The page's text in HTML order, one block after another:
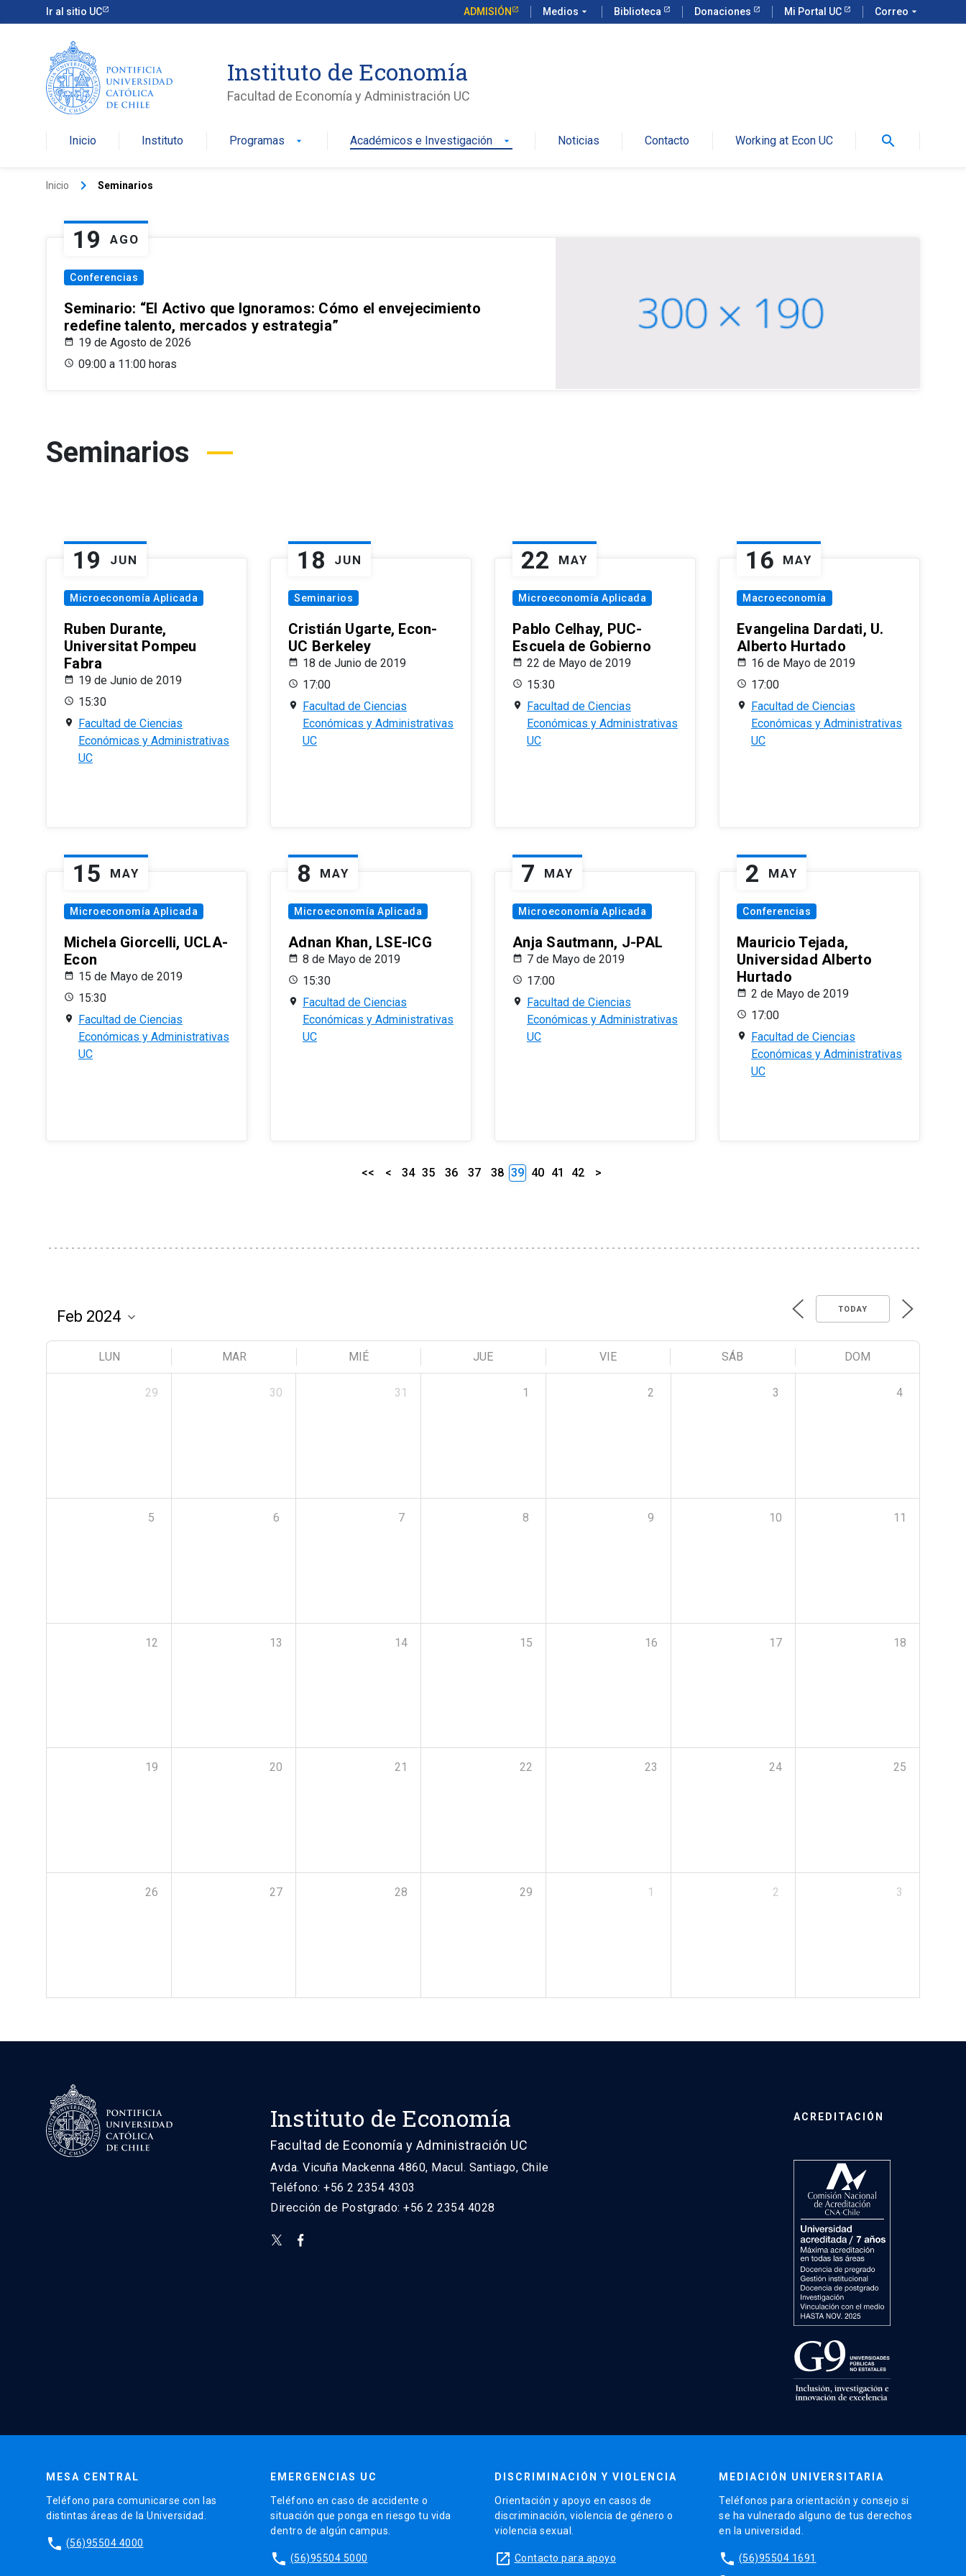
Ir al sitio UC ADMISIÓN Medios arrow_drop_down Biblioteca Donaciones Mi Portal UC Correo arrow_drop_down
Instituto de Economía
Facultad de Economía y Administración UC
Inicio Instituto Programas arrow_drop_down Académicos e Investigación arrow_drop_down Noticias Contacto Working at Econ UC search
Inicio keyboard_arrow_right Seminarios
19 AGO
Conferencias
Seminario: “El Activo que Ignoramos: Cómo el envejecimiento
redefine talento, mercados y estrategia”
19 de Agosto de 2026
09:00 a 11:00 horas
Seminarios
19 JUN
Microeconomía Aplicada
Ruben Durante,
Universitat Pompeu
Fabra
19 de Junio de 2019
15:30
Facultad de Ciencias
Económicas y Administrativas
UC
18 JUN
Seminarios
Cristián Ugarte, Econ-
UC Berkeley
18 de Junio de 2019
17:00
Facultad de Ciencias
Económicas y Administrativas
UC
22 MAY
Microeconomía Aplicada
Pablo Celhay, PUC-
Escuela de Gobierno
22 de Mayo de 2019
15:30
Facultad de Ciencias
Económicas y Administrativas
UC
16 MAY
Macroeconomía
Evangelina Dardati, U.
Alberto Hurtado
16 de Mayo de 2019
17:00
Facultad de Ciencias
Económicas y Administrativas
UC
15 MAY
Microeconomía Aplicada
Michela Giorcelli, UCLA-
Econ
15 de Mayo de 2019
15:30
Facultad de Ciencias
Económicas y Administrativas
UC
8 MAY
Microeconomía Aplicada
Adnan Khan, LSE-ICG
8 de Mayo de 2019
15:30
Facultad de Ciencias
Económicas y Administrativas
UC
7 MAY
Microeconomía Aplicada
Anja Sautmann, J-PAL
7 de Mayo de 2019
17:00
Facultad de Ciencias
Económicas y Administrativas
UC
2 MAY
Conferencias
Mauricio Tejada,
Universidad Alberto
Hurtado
2 de Mayo de 2019
17:00
Facultad de Ciencias
Económicas y Administrativas
UC
<< < 34 35 36 37 38 39 40 41 42 >
TODAY
LUN MAR MIÉ JUE VIE SÁB DOM
29 30 31 1 2 3 4
5 6 7 8 9 10 11
12 13 14 15 16 17 18
19 20 21 22 23 24 25
26 27 28 29 1 2 3
Instituto de Economía
Facultad de Economía y Administración UC
Avda. Vicuña Mackenna 4860, Macul. Santiago, Chile
Teléfono: +56 2 2354 4303
Dirección de Postgrado: +56 2 2354 4028
ACREDITACIÓN
MESA CENTRAL
Teléfono para comunicarse con las
distintas áreas de la Universidad.
phone (56)95504 4000
EMERGENCIAS UC
Teléfono en caso de accidente o
situación que ponga en riesgo tu vida
dentro de algún campus.
phone (56)95504 5000
DISCRIMINACIÓN Y VIOLENCIA
Orientación y apoyo en casos de
discriminación, violencia de género o
violencia sexual.
launch Contacto para apoyo
MEDIACIÓN UNIVERSITARIA
Teléfonos para orientación y consejo si
se ha vulnerado alguno de tus derechos
en la universidad.
phone (56)95504 1691